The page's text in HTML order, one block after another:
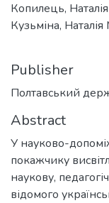
Копилець,
Кузьміна,
Publisher
Полтавський
Abstract
У науково-
покажчику
наукову,
відомого